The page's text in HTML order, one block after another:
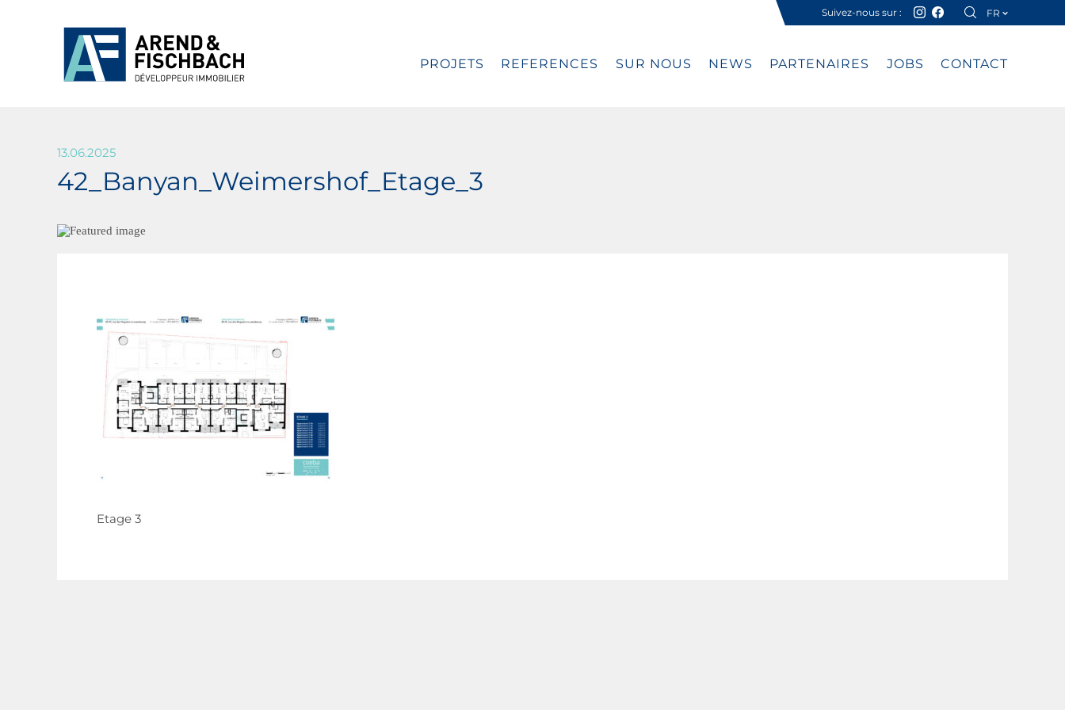
Suivez-nous sur : FR
PROJETS REFERENCES SUR NOUS NEWS PARTENAIRES JOBS CONTACT
13.06.2025
42_Banyan_Weimershof_Etage_3
Etage 3